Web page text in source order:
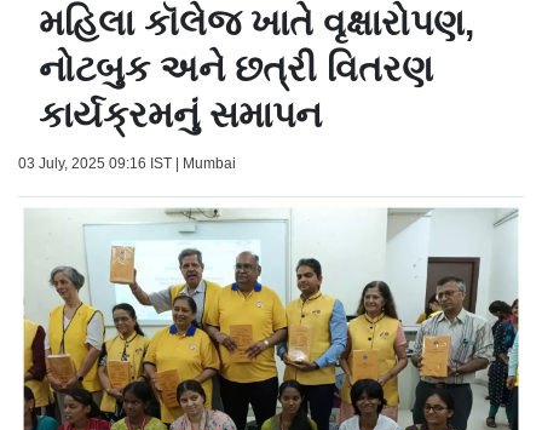
મહિલા કૉલેજ ખાતે વૃક્ષારોપણ,
નોટબુક અને છત્રી વિતરણ
કાર્યક્રમનું સમાપન
03 July, 2025 09:16 IST | Mumbai